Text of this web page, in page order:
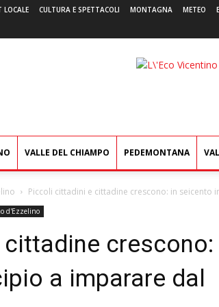
LOCALE CULTURA E SPETTACOLI MONTAGNA METEO
L'Eco
VALLE DEL CHIAMPO PEDEMONTANA
Piccoli cittadini e cittadine crescono: in seicento
d'Ezzelino
crescono:
a imparare dal